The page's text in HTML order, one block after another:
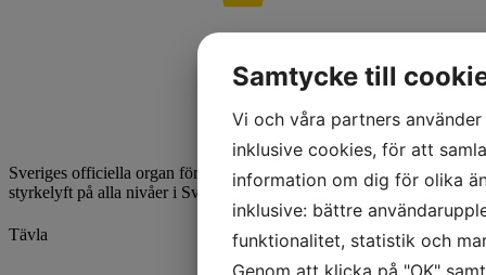
Sveriges officiella organ för styrkelyft. Vi utvecklar och främjar
styrkelyft på alla nivåer i Sverige.
Tävla
Samtycke till
Vi och våra partners
inklusive cookies, för att
information om dig för olika
inklusive: bättre
funktionalitet, statistik och
Genom att klicka på "OK"